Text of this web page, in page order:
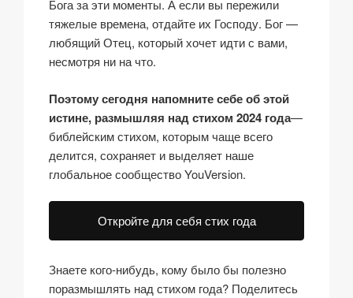
Бога за эти моменты. А если вы пережили
тяжелые времена, отдайте их Господу. Бог —
любящий Отец, который хочет идти с вами,
несмотря ни на что.
Поэтому сегодня напомните себе об этой
истине, размышляя над стихом 2024 года—
библейским стихом, которым чаще всего
делится, сохраняет и выделяет наше
глобальное сообщество YouVersion.
Откройте для себя стих года
Знаете кого-нибудь, кому было бы полезно
поразмышлять над стихом года? Поделитесь